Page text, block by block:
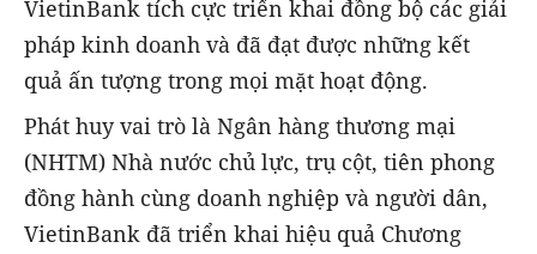
VietinBank tích cực triển khai đồng bộ các giải
pháp kinh doanh và đã đạt được những kết
quả ấn tượng trong mọi mặt hoạt động.
Phát huy vai trò là Ngân hàng thương mại
(NHTM) Nhà nước chủ lực, trụ cột, tiên phong
đồng hành cùng doanh nghiệp và người dân,
VietinBank đã triển khai hiệu quả Chương